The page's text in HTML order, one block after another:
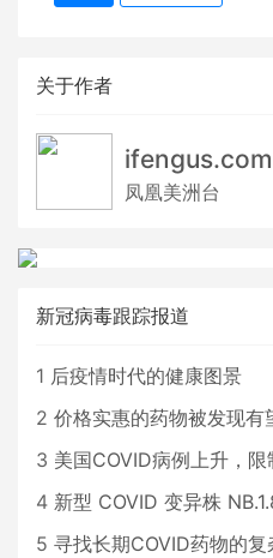
关于作者
ifengus.com
凤凰美洲台
新冠病毒跟踪报道
1 后疫情时代的健康图景
2 价格实惠的药物被发现有
3 美国COVID病例上升，
4 新型 COVID 变异株
5 寻找长期COVID药物的复